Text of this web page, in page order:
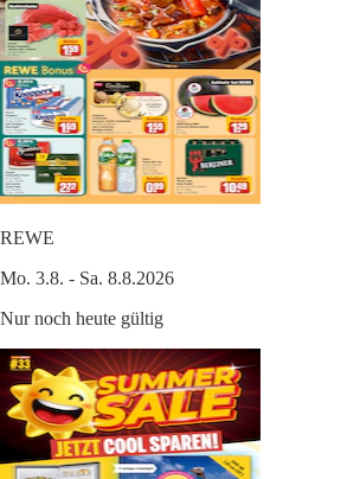
REWE
Mo. 3.8. - Sa. 8.8.2026
Nur noch heute gültig